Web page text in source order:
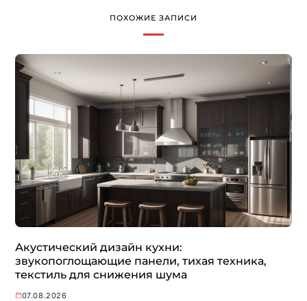
ПОХОЖИЕ ЗАПИСИ
Акустический дизайн кухни:
звукопоглощающие панели, тихая техника,
текстиль для снижения шума
07.08.2026